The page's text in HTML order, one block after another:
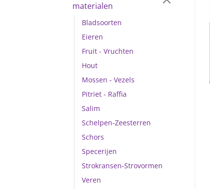
materialen
Bladsoorten
Eieren
Fruit - Vruchten
Hout
Mossen - Vezels
Pitriet - Raffia
Salim
Schelpen-Zeesterren
Schors
Specerijen
Strokransen-Strovormen
Veren